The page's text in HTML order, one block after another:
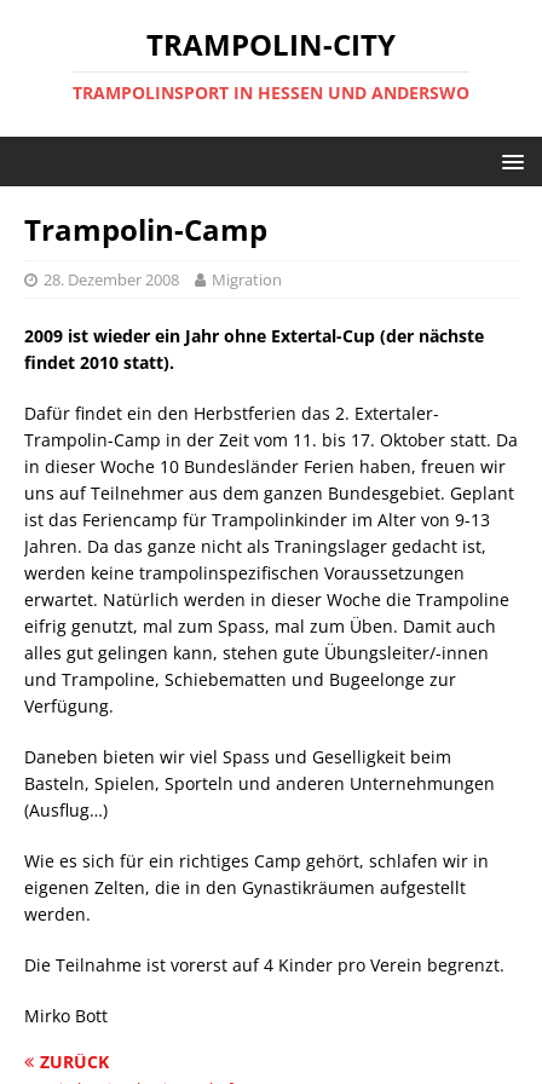
TRAMPOLIN-CITY
TRAMPOLINSPORT IN HESSEN UND ANDERSWO
Trampolin-Camp
28. Dezember 2008 Migration
2009 ist wieder ein Jahr ohne Extertal-Cup (der nächste
findet 2010 statt).
Dafür findet ein den Herbstferien das 2. Extertaler-
Trampolin-Camp in der Zeit vom 11. bis 17. Oktober statt. Da
in dieser Woche 10 Bundesländer Ferien haben, freuen wir
uns auf Teilnehmer aus dem ganzen Bundesgebiet. Geplant
ist das Feriencamp für Trampolinkinder im Alter von 9-13
Jahren. Da das ganze nicht als Traningslager gedacht ist,
werden keine trampolinspezifischen Voraussetzungen
erwartet. Natürlich werden in dieser Woche die Trampoline
eifrig genutzt, mal zum Spass, mal zum Üben. Damit auch
alles gut gelingen kann, stehen gute Übungsleiter/-innen
und Trampoline, Schiebematten und Bugeelonge zur
Verfügung.
Daneben bieten wir viel Spass und Geselligkeit beim
Basteln, Spielen, Sporteln und anderen Unternehmungen
(Ausflug…)
Wie es sich für ein richtiges Camp gehört, schlafen wir in
eigenen Zelten, die in den Gynastikräumen aufgestellt
werden.
Die Teilnahme ist vorerst auf 4 Kinder pro Verein begrenzt.
Mirko Bott
ZURÜCK